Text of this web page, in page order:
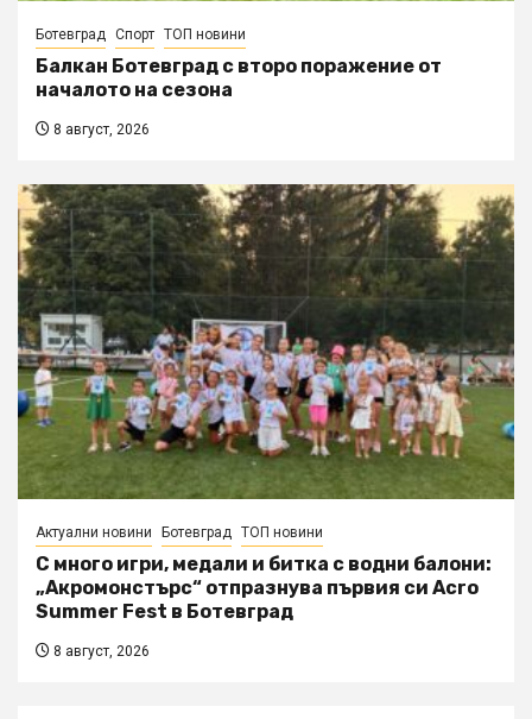
Ботевград Спорт ТОП новини
Балкан Ботевград с второ поражение от
началото на сезона
8 август, 2026
Актуални новини Ботевград ТОП новини
С много игри, медали и битка с водни балони:
„Акромонстърс“ отпразнува първия си Acro
Summer Fest в Ботевград
8 август, 2026